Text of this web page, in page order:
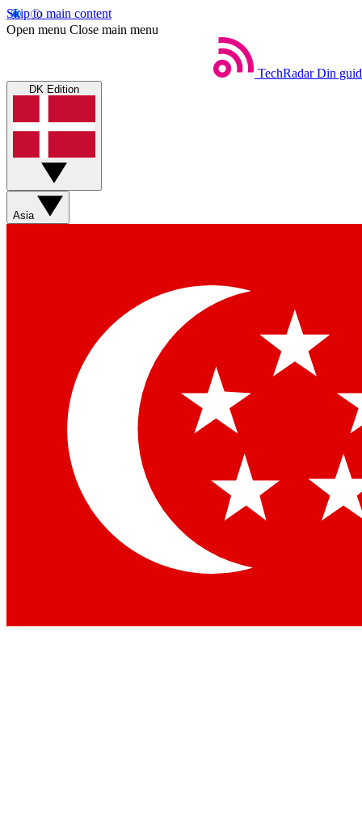
Skip to main content
Open menu Close main menu
TechRadar Din
DK Edition
Asia